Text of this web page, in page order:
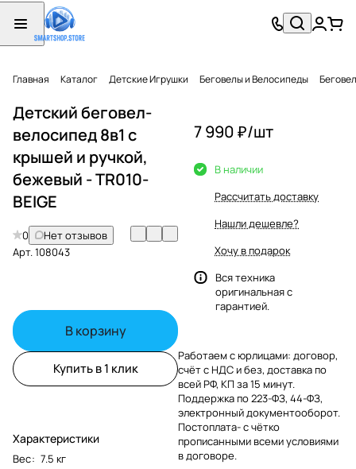
Главная Каталог Детские Игрушки Беговелы и Велосипеды
Детский беговел-
велосипед 8в1 с
крышей и ручкой,
бежевый - TR010-
BEIGE
0
Нет отзывов
Арт.108043
В корзину
Купить в 1 клик
Характеристики
Вес: 7.5 кг
7 990 ₽/шт
В наличии
Рассчитать доставку
Нашли дешевле?
Хочу в подарок
Вся техника
оригинальная с
гарантией.
Работаем с юрлицами: договор,
счёт с НДС и без, доставка по
всей РФ, КП за 15 минут.
Поддержка по 223-ФЗ, 44-ФЗ,
электронный документооборот.
Постоплата- с чётко
прописанными всеми условиями
в договоре.